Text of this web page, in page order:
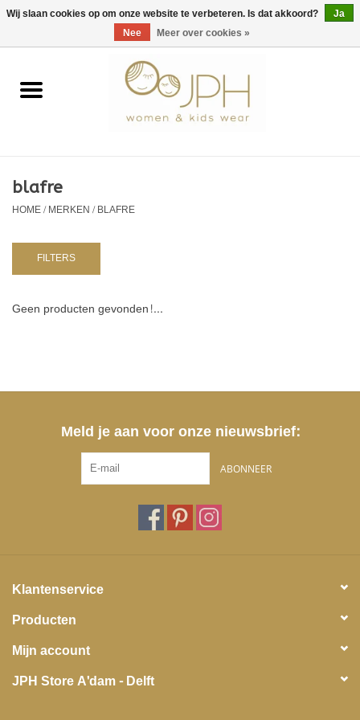
EUR/GBP/USD 0 Artikelen - €0,00
Home
Kids
NURSERY / TABLEWARE
blafre
HOME/MERKEN/BLAFRE
FILTERS
Geen producten gevonden!...
Meld je aan voor onze nieuwsbrief:
ABONNEER
Klantenservice
Producten
Mijn account
JPH Store A'dam - Delft
Wij slaan cookies op om onze website te verbeteren. Is dat akkoord?
Ja
Nee
Meer over cookies »